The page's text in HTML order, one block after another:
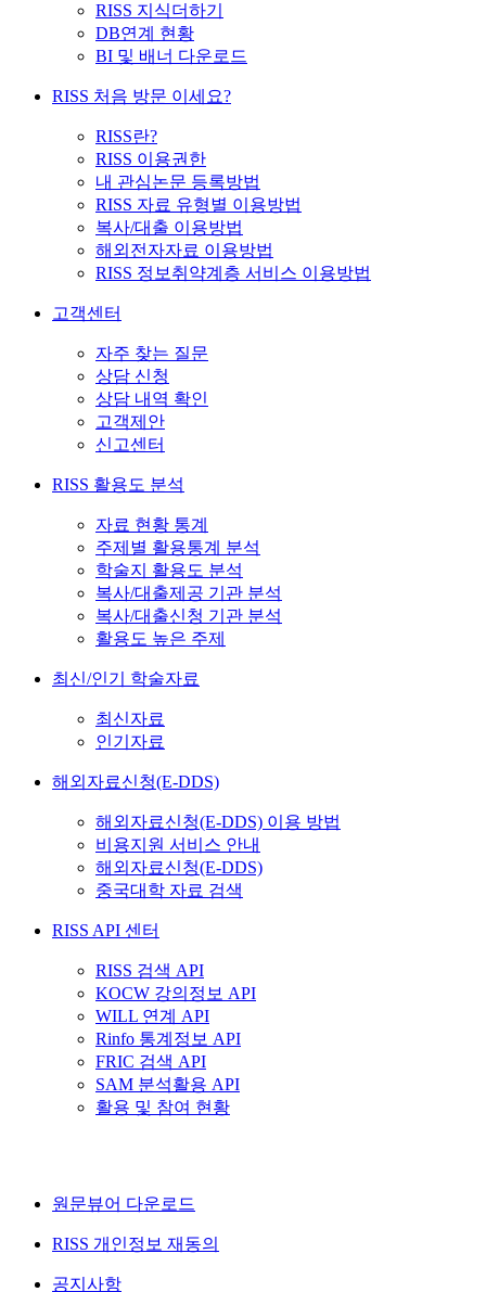
RISS 지식더하기
DB연계 현황
BI 및 배너 다운로드
RISS 처음 방문 이세요?
RISS란?
RISS 이용권한
내 관심논문 등록방법
RISS 자료 유형별 이용방법
복사/대출 이용방법
해외전자자료 이용방법
RISS 정보취약계층 서비스 이용방법
고객센터
자주 찾는 질문
상담 신청
상담 내역 확인
고객제안
신고센터
RISS 활용도 분석
자료 현황 통계
주제별 활용통계 분석
학술지 활용도 분석
복사/대출제공 기관 분석
복사/대출신청 기관 분석
활용도 높은 주제
최신/인기 학술자료
최신자료
인기자료
해외자료신청(E-DDS)
해외자료신청(E-DDS) 이용 방법
비용지원 서비스 안내
해외자료신청(E-DDS)
중국대학 자료 검색
RISS API 센터
RISS 검색 API
KOCW 강의정보 API
WILL 연계 API
Rinfo 통계정보 API
FRIC 검색 API
SAM 분석활용 API
활용 및 참여 현황
원문뷰어 다운로드
RISS 개인정보 재동의
공지사항